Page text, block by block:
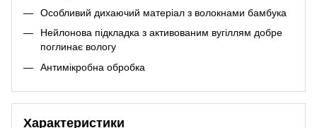
Особливий дихаючий матеріал з волокнами бамбука
Нейлонова підкладка з активованим вугіллям добре
поглинає вологу
Антимікробна обробка
Характеристики